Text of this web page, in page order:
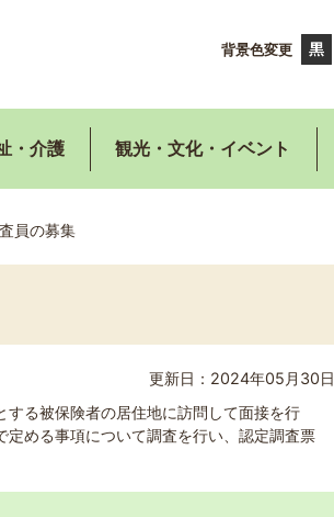
背景色変更
・介護 観光・文化・イベント
員の募集
更新日：2024年05月30日
る被保険者の居住地に訪問して面接を行
める事項について調査を行い、認定調査票